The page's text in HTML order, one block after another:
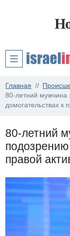
Главная
80-летний мужчина
домогательствах к
80-летний
подозрению
правой